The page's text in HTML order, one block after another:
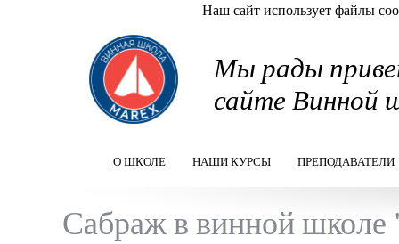
Наш сайт использует файлы
Мы рады
сайте Винной
О ШКОЛЕ НАШИ КУРСЫ ПРЕПОДАВАТЕЛИ
Сабраж в винной